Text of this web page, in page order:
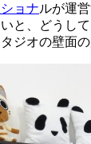
ョナルが運
と、どうし
ジオの壁面